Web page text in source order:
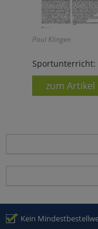
Paul Klingen
Sportunterricht:
zum Artikel
Kein